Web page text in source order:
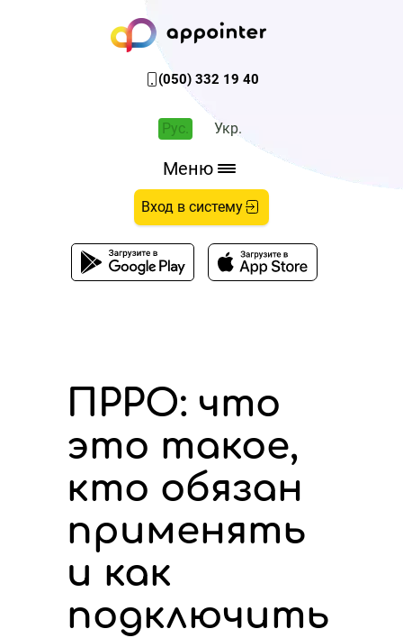
(050) 332 19 40
Рус. Укр.
Меню
Вход в систему
ПРРО: что
это такое,
кто обязан
применять
и как
подключить